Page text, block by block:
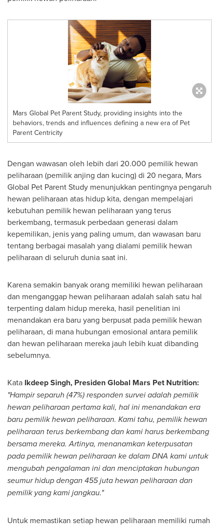
Mars Global Pet Parent Study, providing insights into the
behaviors, trends and influences defining a new era of Pet
Parent Centricity
Dengan wawasan oleh lebih dari 20.000 pemilik hewan
peliharaan (pemilik anjing dan kucing) di 20 negara, Mars
Global Pet Parent Study menunjukkan pentingnya pengaruh
hewan peliharaan atas hidup kita, dengan mempelajari
kebutuhan pemilik hewan peliharaan yang terus
berkembang, termasuk perbedaan generasi dalam
kepemilikan, jenis yang paling umum, dan wawasan baru
tentang berbagai masalah yang dialami pemilik hewan
peliharaan di seluruh dunia saat ini.
Karena semakin banyak orang memiliki hewan peliharaan
dan menganggap hewan peliharaan adalah salah satu hal
terpenting dalam hidup mereka, hasil penelitian ini
menandakan era baru yang berpusat pada pemilik hewan
peliharaan, di mana hubungan emosional antara pemilik
dan hewan peliharaan mereka jauh lebih kuat dibanding
sebelumnya.
Kata Ikdeep Singh, Presiden Global Mars Pet Nutrition:
"Hampir separuh (47%) responden survei adalah pemilik
hewan peliharaan pertama kali, hal ini menandakan era
baru pemilik hewan peliharaan. Kami tahu, pemilik hewan
peliharaan terus berkembang dan kami harus berkembang
bersama mereka. Artinya, menanamkan keterpusatan
pada pemilik hewan peliharaan ke dalam DNA kami untuk
mengubah pengalaman ini dan menciptakan hubungan
seumur hidup dengan 455 juta hewan peliharaan dan
pemilik yang kami jangkau."
Untuk memastikan setiap hewan peliharaan memiliki rumah